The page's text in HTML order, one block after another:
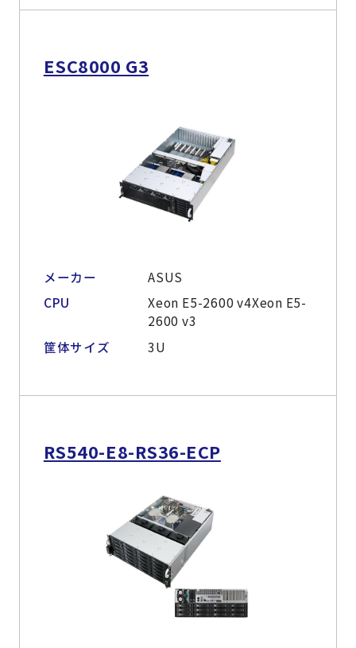
ESC8000 G3
メーカー
ASUS
CPU
Xeon E5-2600 v4Xeon E5-
2600 v3
筐体サイズ
3U
RS540-E8-RS36-ECP